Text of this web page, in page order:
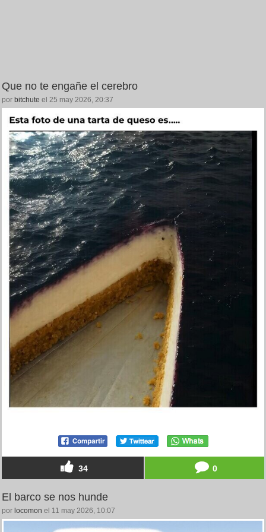
Que no te engañe el cerebro
por bitchute el 25 may 2026, 20:37
34 0
El barco se nos hunde
por locomon el 11 may 2026, 10:07